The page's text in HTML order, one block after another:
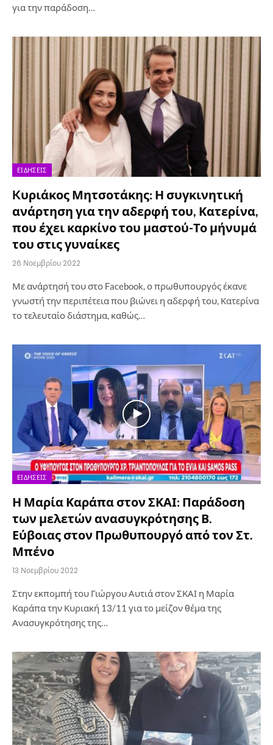
για την παράδοση…
ΕΙΔΉΣΕΙΣ
Kυριάκος Μητσοτάκης: Η συγκινητική
ανάρτηση για την αδερφή του, Κατερίνα,
που έχει καρκίνο του μαστού-Το μήνυμά
του στις γυναίκες
26 Νοεμβρίου 2022
Με ανάρτησή του στο Facebook, ο πρωθυπουργός έκανε
γνωστή την περιπέτεια που βιώνει η αδερφή του, Κατερίνα
το τελευταίο διάστημα, καθώς…
ΕΙΔΉΣΕΙΣ
Η Μαρία Καράπα στον ΣΚΑΙ: Παράδοση
των μελετών ανασυγκρότησης Β.
Εύβοιας στον Πρωθυπουργό από τον Στ.
Μπένο
13 Νοεμβρίου 2022
Στην εκπομπή του Γιώργου Αυτιά στον ΣΚΑΙ η Μαρία
Καράπα την Κυριακή 13/11 για το μείζον θέμα της
Ανασυγκρότησης της…